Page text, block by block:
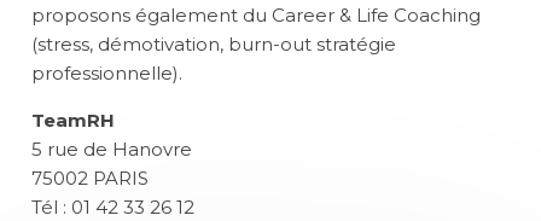
proposons également du Career & Life Coaching
(stress, démotivation, burn-out stratégie
professionnelle).
TeamRH
5 rue de Hanovre
75002 PARIS
Tél : 01 42 33 26 12